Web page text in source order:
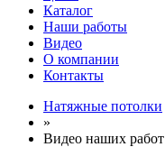
Каталог
Наши работы
Видео
О компании
Контакты
Натяжные потолки
»
Видео наших работ